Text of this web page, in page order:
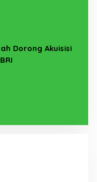
Dorong Akuisisi